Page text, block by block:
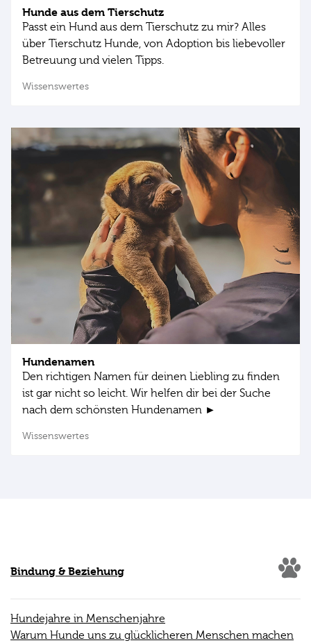
Hunde aus dem Tierschutz
Passt ein Hund aus dem Tierschutz zu mir? Alles
über Tierschutz Hunde, von Adoption bis liebevoller
Betreuung und vielen Tipps.
Wissenswertes
Hundenamen
Den richtigen Namen für deinen Liebling zu finden
ist gar nicht so leicht. Wir helfen dir bei der Suche
nach dem schönsten Hundenamen ►
Wissenswertes
Bindung & Beziehung
Hundejahre in Menschenjahre
Warum Hunde uns zu glücklicheren Menschen machen